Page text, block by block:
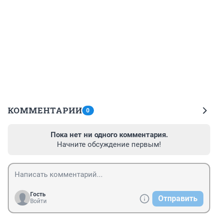
КОММЕНТАРИИ 0
Пока нет ни одного комментария.
Начните обсуждение первым!
Гость
Войти
Отправить